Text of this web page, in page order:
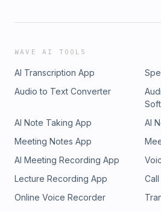
WAVE AI TOOLS
AI Transcription App
Audio to Text Converter
AI Note Taking App
AI
Meeting Notes App
AI Meeting Recording App
Lecture Recording App
Online Voice Recorder